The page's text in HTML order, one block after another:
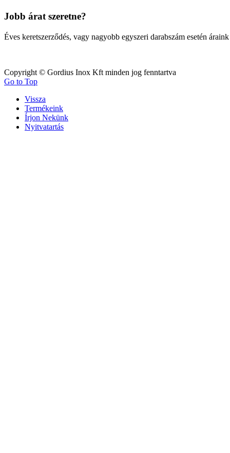
Jobb árat szeretne?
Éves keretszerződés, vagy nagyobb egyszeri darabszám esetén
Copyright © Gordius Inox Kft minden jog fenntartva
Go to Top
Vissza
Termékeink
Írjon Nekünk
Nyitvatartás